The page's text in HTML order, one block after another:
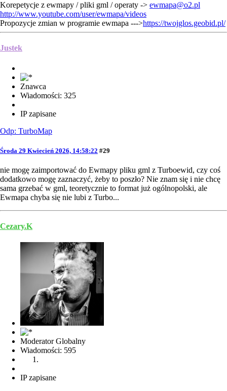
Korepetycje z ewmapy / pliki gml / operaty -> ewmapa@o2.pl
http://www.youtube.com/user/ewmapa/videos
Propozycje zmian w programie ewmapa --->https://twojglos.geobid.pl/
Justek
Znawca
Wiadomości: 325
IP zapisane
Odp: TurboMap
Środa 29 Kwiecień 2026, 14:58:22 #29
nie mogę zaimportować do Ewmapy pliku gml z Turboewid, czy coś
dodatkowo mogę zaznaczyć, żeby to poszło? Nie znam się i nie chcę
sama grzebać w gml, teoretycznie to format już ogólnopolski, ale
Ewmapa chyba się nie lubi z Turbo...
Cezary.K
Moderator Globalny
Wiadomości: 595
IP zapisane